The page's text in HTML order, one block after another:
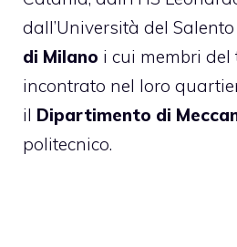
dall’Università del
di Milano i cui membri
incontrato nel loro
il Dipartimento di
politecnico.